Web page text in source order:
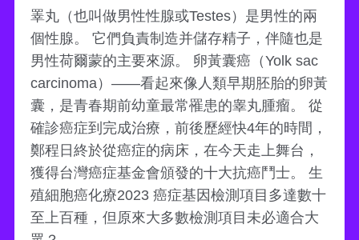
睪丸（也叫做男性性腺或Testes）是男性的兩
個性腺。 它們負責制造并儲存精子，伴隨也是
男性荷爾蒙的主要來源。 卵黃囊癌（Yolk sac
carcinoma）——看起來像人類早期胚胎的卵黃
囊，是青春期前幼童最常罹患的睾丸腫瘤。 從
確診癌症到完成治療，前後歷經快4年的時間，
鄭程日終於從癌症的病床，在今天走上舞台，
獲得台灣癌症基金會頒發的十大抗癌鬥士。 生
殖細胞癌化療2023 癌症基因檢測項目多達數十
至上百種，但原來大多數檢測項目未必適合大